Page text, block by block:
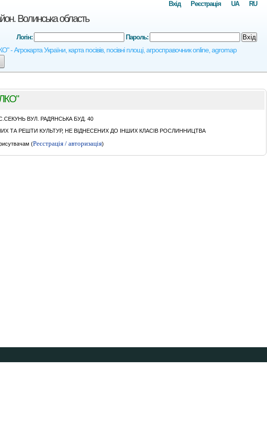
Волинська область
України, карта посівів, посівні площі, агросправочник online, agromap
RU
UA
Реєстрація
Вхід
Логін: Пароль: Вхід
ВУЛ. РАДЯНСЬКА БУД. 40
ТА РЕШТИ КУЛЬТУР, НЕ ВІДНЕСЕНИХ ДО ІНШИХ КЛАСІВ РОСЛИННИЦТВА
(Реєстрація / авторизація)